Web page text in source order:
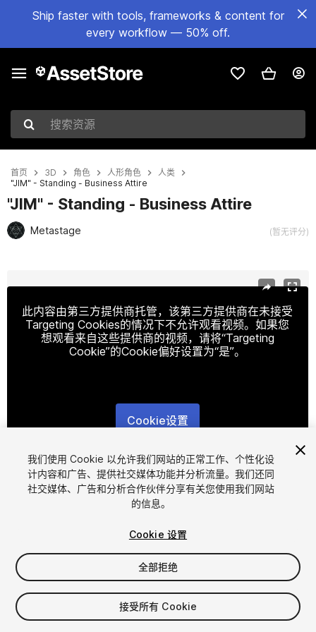
Ship faster with tools, frameworks & content for
every workflow — 50% off.
搜索资源
首页 3D 角色 人形角色
人类
"JIM" - Standing - Business Attire
"JIM" - Standing - Business Attire
Metastage (暂无评分)
此内容由第三方提供商托管，该第三方提供商在未接受
Targeting Cookies的情况下不允许观看视频。如果您
想观看来自这些提供商的视频，请将“Targeting
Cookie”的Cookie偏好设置为“是”。
Cookie设置
1/6
$39.99
增值税将在结算时计算
我们使用 Cookie 以允许我们网站的正常工作、个性化设
计内容和广告、提供社交媒体功能并分析流量。我们还同
社交媒体、广告和分析合作伙伴分享有关您使用我们网站
的信息。
Cookie 设置
全部拒绝
接受所有 Cookie